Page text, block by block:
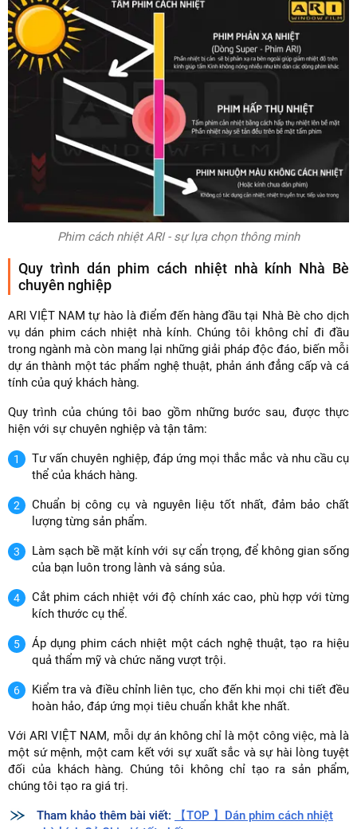
Phim cách nhiệt ARI - sự lựa chọn thông minh
Quy trình dán phim cách nhiệt nhà kính Nhà Bè
chuyên nghiệp
ARI VIỆT NAM tự hào là điểm đến hàng đầu tại Nhà Bè cho dịch
vụ dán phim cách nhiệt nhà kính. Chúng tôi không chỉ đi đầu
trong ngành mà còn mang lại những giải pháp độc đáo, biến mỗi
dự án thành một tác phẩm nghệ thuật, phản ánh đẳng cấp và cá
tính của quý khách hàng.
Quy trình của chúng tôi bao gồm những bước sau, được thực
hiện với sự chuyên nghiệp và tận tâm:
Tư vấn chuyên nghiệp, đáp ứng mọi thắc mắc và nhu cầu cụ
thể của khách hàng.
Chuẩn bị công cụ và nguyên liệu tốt nhất, đảm bảo chất
lượng từng sản phẩm.
Làm sạch bề mặt kính với sự cẩn trọng, để không gian sống
của bạn luôn trong lành và sáng sủa.
Cắt phim cách nhiệt với độ chính xác cao, phù hợp với từng
kích thước cụ thể.
Áp dụng phim cách nhiệt một cách nghệ thuật, tạo ra hiệu
quả thẩm mỹ và chức năng vượt trội.
Kiểm tra và điều chỉnh liên tục, cho đến khi mọi chi tiết đều
hoàn hảo, đáp ứng mọi tiêu chuẩn khắt khe nhất.
Với ARI VIỆT NAM, mỗi dự án không chỉ là một công việc, mà là
một sứ mệnh, một cam kết với sự xuất sắc và sự hài lòng tuyệt
đối của khách hàng. Chúng tôi không chỉ tạo ra sản phẩm,
chúng tôi tạo ra giá trị.
Tham khảo thêm bài viết:
【TOP 】Dán phim cách nhiệt